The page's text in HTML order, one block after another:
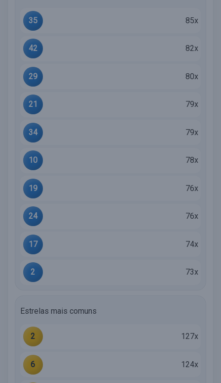
35 85x
42 82x
29 80x
21 79x
34 79x
10 78x
19 76x
24 76x
17 74x
2 73x
Estrelas mais comuns
2 127x
6 124x